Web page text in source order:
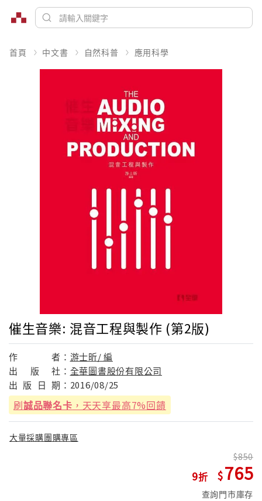
首頁 中文書 自然科普 應用科學
催生音樂: 混音工程與製作 (第2版)
作 者： 游士昕/ 編
出
版 社： 全華圖書股份有限公司
出 版 日 期： 2016/08/25
刷誠品聯名卡 ，天天享最高7%回饋
大量採購團購專區
9
850
765
查詢門市庫存